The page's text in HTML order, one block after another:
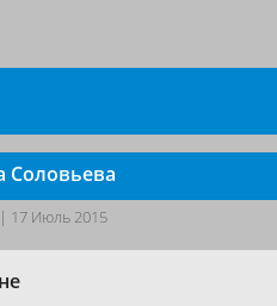
Соловьева
17 Июль 2015